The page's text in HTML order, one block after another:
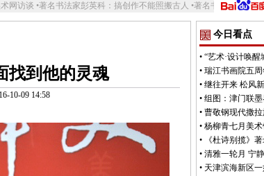
家彭英科：搞创作不能照搬古人•著名书法家彭英科：意在笔先，才能
找到他的灵魂
10-09 14:58
今日看点
• “艺术·设计唤
• 瑞江书画院五
• 继往开来 松风
• 组图：津门联
• 曹敬钢现代撒
• 杨柳青七月美
•
《杜诗别揽》
• 清雅一轮月 宁
• 天津滨海新区